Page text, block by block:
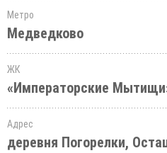
Метро
Медведково
ЖК
«Императорские
Адрес
деревня Погорелки,